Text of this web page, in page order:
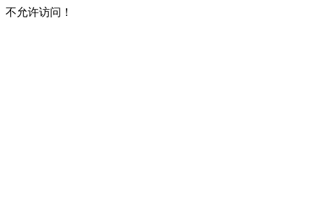
不允许访问！